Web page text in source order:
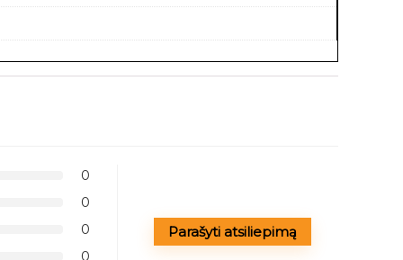
0
0
0
0
Parašyti atsiliepimą